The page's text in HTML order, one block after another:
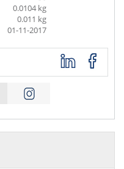
0.0104 kg
0.011 kg
01-11-2017